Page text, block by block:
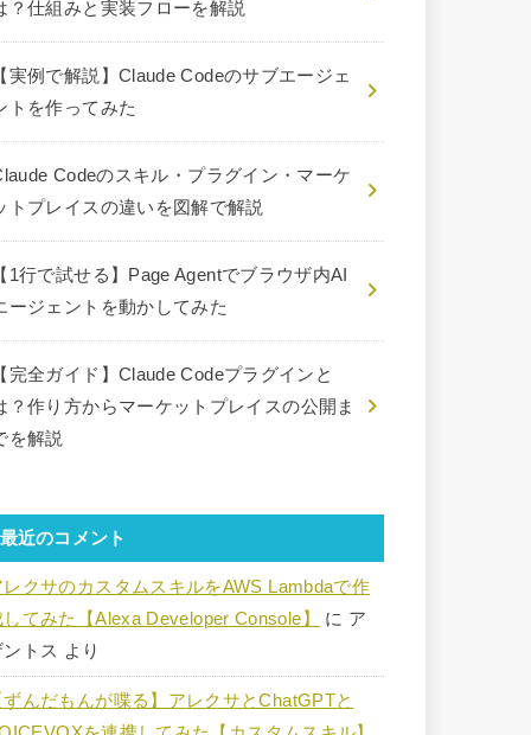
？仕組みと実装フローを解説
実例で解説】Claude Codeのサブエージェ
トを作ってみた
Codeのスキル・プラグイン・マーケ
トプレイスの違いを図解で解説
1行で試せる】Page Agentでブラウザ内AI
ージェントを動かしてみた
完全ガイド】Claude Codeプラグインと
？作り方からマーケットプレイスの公開ま
を解説
最近のコメント
レクサのカスタムスキルをAWS Lambdaで作
してみた【Alexa Developer Console】
に ア
ントス より
ずんだもんが喋る】アレクサとChatGPTと